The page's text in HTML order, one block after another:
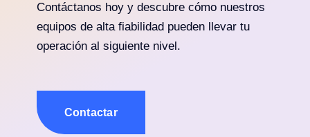
Contáctanos hoy y descubre cómo nuestros
equipos de alta fiabilidad pueden llevar tu
operación al siguiente nivel.
Contactar